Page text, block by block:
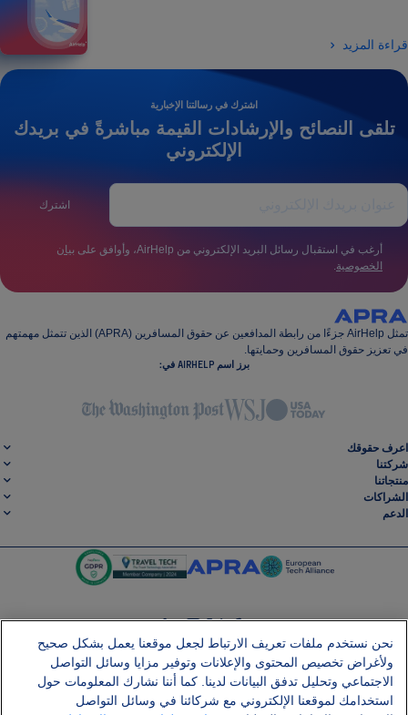
اشترك في رسالتنا الإخبارية
تلقى النصائح والإرشادات القيمة مباشرةً في بريدك
الإلكتروني
اشترك
أرغب في استقبال رسائل البريد الإلكتروني من AirHelp، وأوافق على
بيان
الخصوصية.
قراءة المزيد
تمثل AirHelp جزءًا من رابطة المدافعين عن حقوق المسافرين (APRA) الذين تتمثل مهمتهم
في تعزيز حقوق المسافرين وحمايتها.
برز اسم AIRHELP في:
اعرف حقوقك
شركتنا
منتجاتنا
الشراكات
الدعم
SocialFacebook
SocialTwitter
SocialInstagram
SocialLinkedin
احصل على تطبيقنا المجاني
نحن نستخدم ملفات تعريف الارتباط لجعل موقعنا يعمل بشكل صحيح
ولأغراض تخصيص المحتوى والإعلانات وتوفير مزايا وسائل التواصل
الاجتماعي وتحليل تدفق البيانات لدينا. كما أننا نشارك المعلومات حول
استخدامك لموقعنا الإلكتروني مع شركائنا في وسائل التواصل